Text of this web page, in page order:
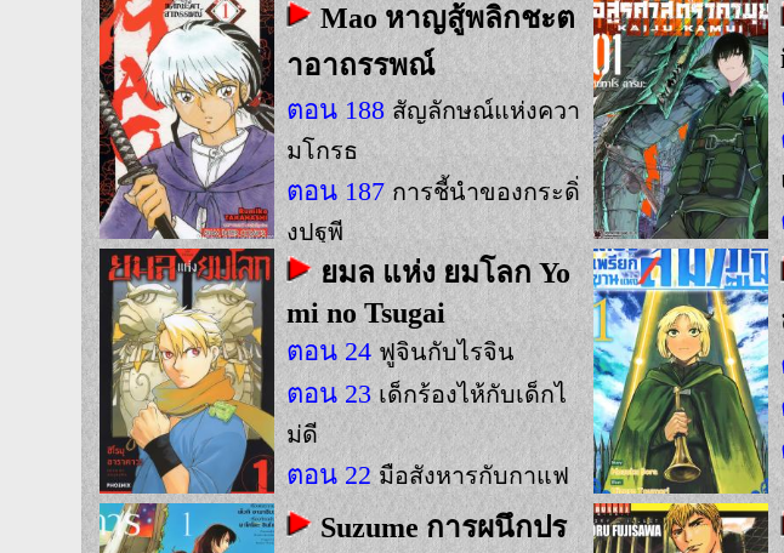
Mao หาญสู้พลิกชะต
าอาถรรพณ์
ตอน 188 สัญลักษณ์แห่งควา
มโกรธ
ตอน 187 การชี้นำของกระดิ่
งปฐพี
ตอน 186 มันมี่อรหันต์ยมล แห่ง ยมโลก Yo
mi no Tsugai
ตอน 24 ฟูจินกับไรจิน
ตอน 23 เด็กร้องไห้กับเด็กไ
ม่ดี
ตอน 22 มือสังหารกับกาแฟ
Suzume การผนึกปร